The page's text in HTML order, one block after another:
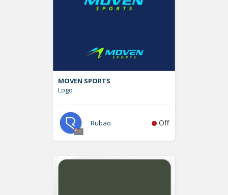
MOVEN SPORTS
Logo
Rubao Off